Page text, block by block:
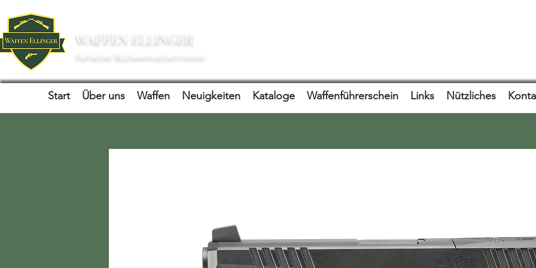
WAFFEN ELLINGER
Ferlacher Büchsenmachermeister
Start Über uns Waffen Neuigkeiten Kataloge Waffenführerschein Links Nützliches